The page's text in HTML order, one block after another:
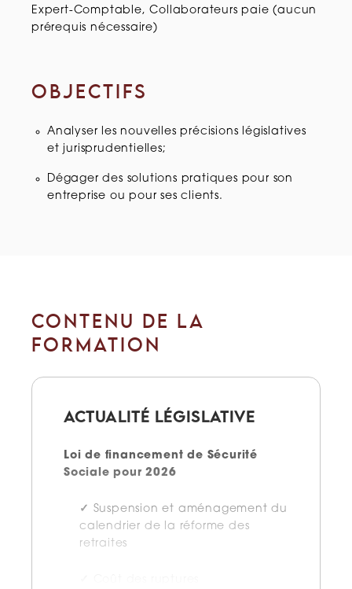
Expert-Comptable, Collaborateurs paie (aucun
prérequis nécessaire)
OBJECTIFS
Analyser les nouvelles précisions législatives
et jurisprudentielles;
Dégager des solutions pratiques pour son
entreprise ou pour ses clients.
CONTENU DE LA
FORMATION
ACTUALITÉ LÉGISLATIVE
Loi de financement de Sécurité
Sociale pour 2026
Suspension et aménagement du
calendrier de la réforme des
retraites